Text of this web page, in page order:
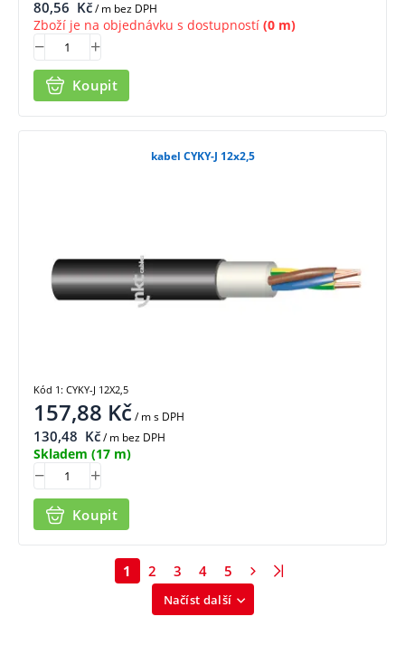
80,56 Kč/ m bez DPH
Zboží je na objednávku s dostupností (0 m)
Koupit
kabel CYKY-J 12x2,5
157,88 Kč/ ms DPH
130,48 Kč/ m bez DPH
Skladem (17 m)
Koupit
Kód 1: CYKY-J 12X2,5
Načíst další
1 2 3 4 5